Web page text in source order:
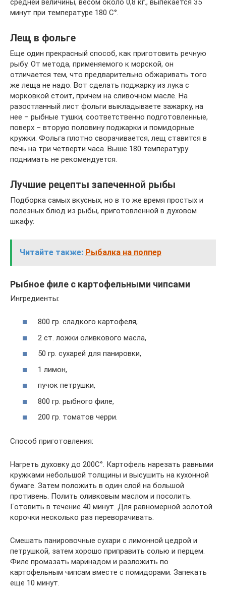
минут при температуре 180 С°.
Лещ в фольге
Еще один прекрасный способ, как приготовить речную
рыбу. От метода, применяемого к морской, он
отличается тем, что предварительно обжаривать того
же леща не надо. Вот сделать поджарку из лука с
морковкой стоит, причем на сливочном масле. На
разостланный лист фольги выкладываете зажарку, на
нее – рыбные тушки, соответственно подготовленные,
поверх – вторую половину поджарки и помидорные
кружки. Фольга плотно сворачивается, лещ ставится в
печь на три четверти часа. Выше 180 температуру
поднимать не рекомендуется.
Лучшие рецепты запеченной рыбы
Подборка самых вкусных, но в то же время простых и
полезных блюд из рыбы, приготовленной в духовом
шкафу:
Читайте также: Рыбалка на поппер
Рыбное филе с картофельными чипсами
Ингредиенты:
800 гр. сладкого картофеля,
2 ст. ложки оливкового масла,
50 гр. сухарей для панировки,
1 лимон,
пучок петрушки,
800 гр. рыбного филе,
200 гр. томатов черри.
Способ приготовления:
Нагреть духовку до 200C°. Картофель нарезать равными
кружками небольшой толщины и высушить на кухонной
бумаге. Затем положить в один слой на большой
противень. Полить оливковым маслом и посолить.
Готовить в течение 40 минут. Для равномерной золотой
корочки несколько раз переворачивать.
Смешать панировочные сухари с лимонной цедрой и
петрушкой, затем хорошо приправить солью и перцем.
Филе промазать маринадом и разложить по
картофельным чипсам вместе с помидорами. Запекать
еще 10 минут.